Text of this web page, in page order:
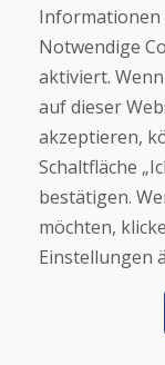
Informationen
Notwendige
aktiviert.
auf dieser
akzeptieren,
Schaltfläche
bestätigen.
möchten,
Einstellungen